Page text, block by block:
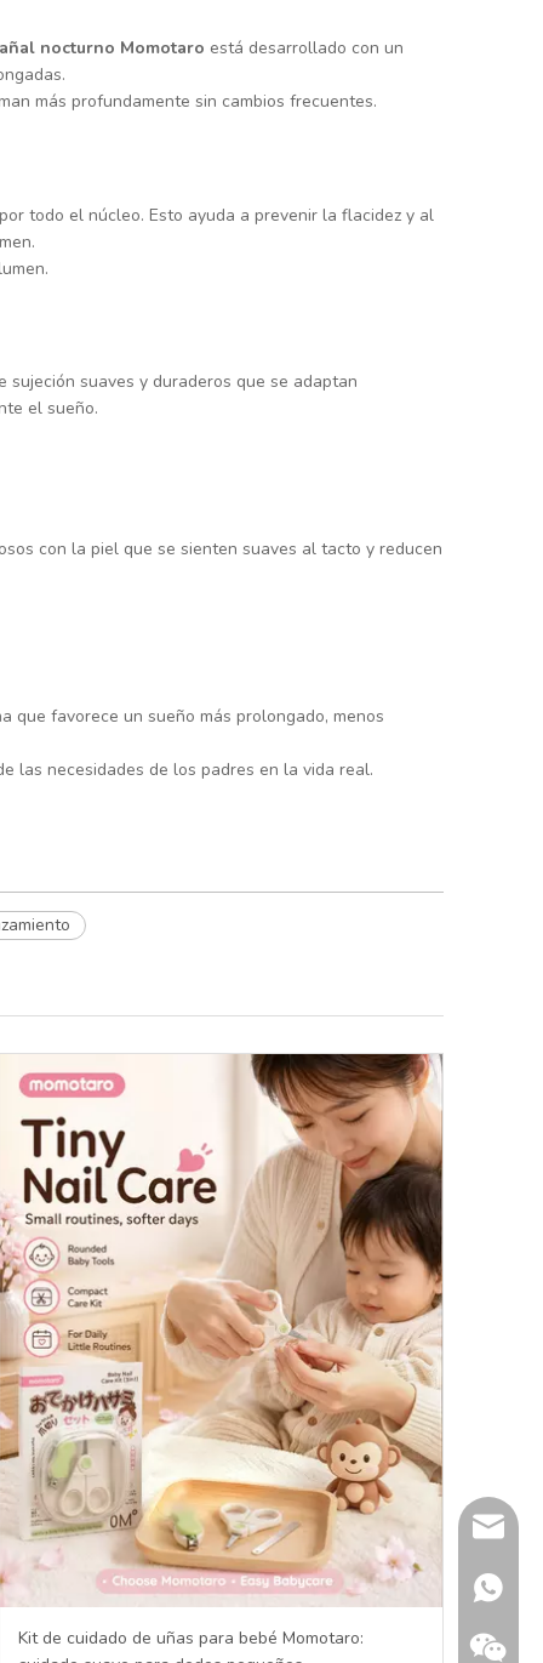
nocturno Momotaro está desarrollado con un
más profundamente sin cambios frecuentes.
todo el núcleo. Esto ayuda a prevenir la flacidez y al
suaves y duraderos que se adaptan
el sueño.
con la piel que se sienten suaves al tacto y reducen
que favorece un sueño más prolongado, menos
las necesidades de los padres en la vida real.
Kit de cuidado de uñas para bebé Momotaro:
+86